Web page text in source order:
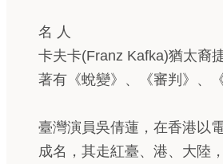
名 人
卡夫卡(Franz Kafka)猶太裔
著有《蛻變》、《審判》、
臺灣演員吳倩蓮，在香港以
成名，其走紅臺、港、大陸